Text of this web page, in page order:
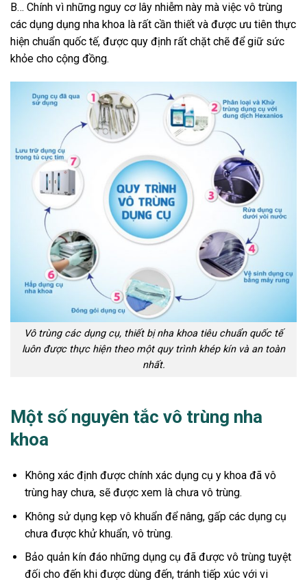
B… Chính vì những nguy cơ lây nhiễm này mà việc vô trùng
các dụng dụng nha khoa là rất cần thiết và được ưu tiên thực
hiện chuẩn quốc tế, được quy định rất chặt chẽ để giữ sức
khỏe cho cộng đồng.
Vô trùng các dụng cụ, thiết bị nha khoa tiêu chuẩn quốc tế
luôn được thực hiện theo một quy trình khép kín và an toàn
nhất.
Một số nguyên tắc vô trùng nha
khoa
Không xác định được chính xác dụng cụ y khoa đã vô
trùng hay chưa, sẽ được xem là chưa vô trùng.
Không sử dụng kẹp vô khuẩn để nâng, gấp các dụng cụ
chưa được khử khuẩn, vô trùng.
Bảo quản kín đáo những dụng cụ đã được vô trùng tuyệt
đối cho đến khi được dùng đến, tránh tiếp xúc với vi